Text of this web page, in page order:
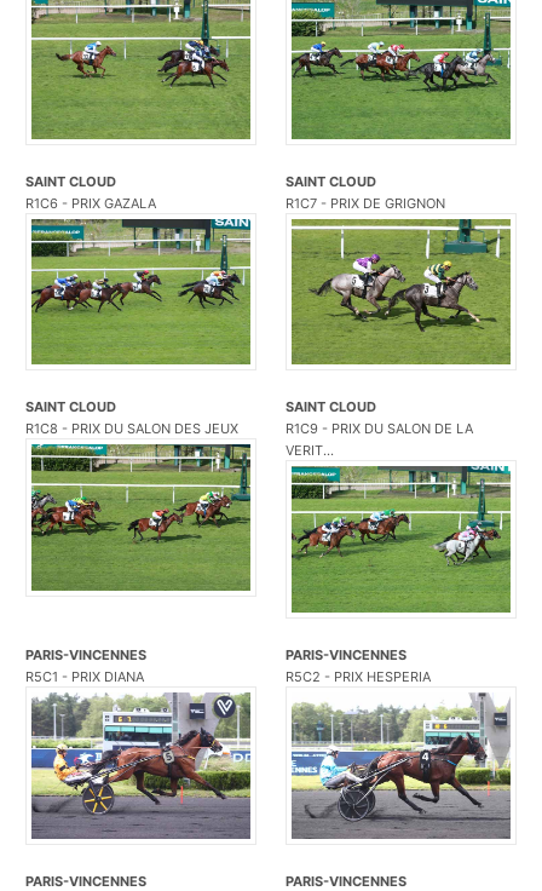
SAINT CLOUD
R1C6 - PRIX GAZALA
SAINT CLOUD
R1C7 - PRIX DE GRIGNON
SAINT CLOUD
R1C8 - PRIX DU SALON DES JEUX
SAINT CLOUD
R1C9 - PRIX DU SALON DE LA
VERIT...
PARIS-VINCENNES
R5C1 - PRIX DIANA
PARIS-VINCENNES
R5C2 - PRIX HESPERIA
PARIS-VINCENNES
PARIS-VINCENNES